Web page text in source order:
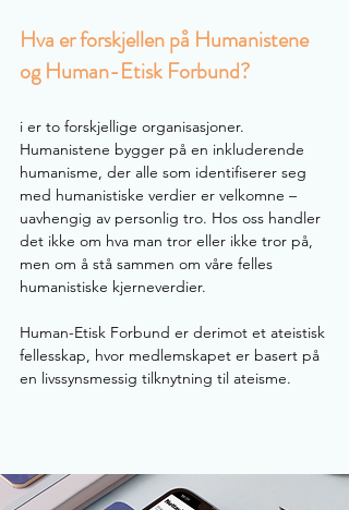
Hva er forskjellen på Humanistene
og Human-Etisk Forbund?
i er to forskjellige organisasjoner.
Humanistene bygger på en inkluderende
humanisme, der alle som identifiserer seg
med humanistiske verdier er velkomne –
uavhengig av personlig tro. Hos oss handler
det ikke om hva man tror eller ikke tror på,
men om å stå sammen om våre felles
humanistiske kjerneverdier.
Human-Etisk Forbund er derimot et ateistisk
fellesskap, hvor medlemskapet er basert på
en livssynsmessig tilknytning til ateisme.